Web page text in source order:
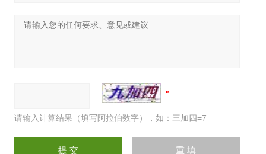
请输入计算结果（填写阿拉伯数字），如：三加四=7